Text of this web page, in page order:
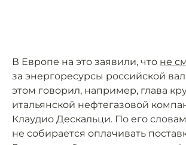
В Европе на это заявили, что не
за энергоресурсы российской
этом говорил, например, глава
итальянской нефтегазовой
Клаудио Дескальци. По его
не собирается оплачивать